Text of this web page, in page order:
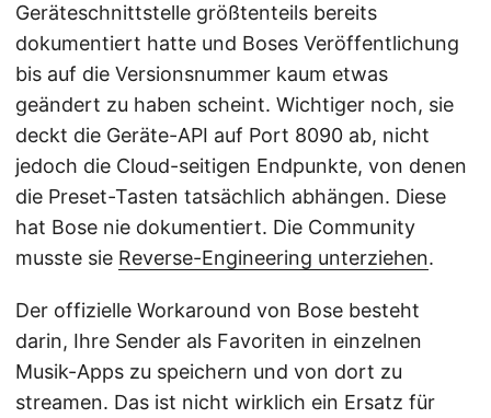
Geräteschnittstelle größtenteils bereits
dokumentiert hatte und Boses Veröffentlichung
bis auf die Versionsnummer kaum etwas
geändert zu haben scheint. Wichtiger noch, sie
deckt die Geräte-API auf Port 8090 ab, nicht
jedoch die Cloud-seitigen Endpunkte, von denen
die Preset-Tasten tatsächlich abhängen. Diese
hat Bose nie dokumentiert. Die Community
musste sie Reverse-Engineering unterziehen.
Der offizielle Workaround von Bose besteht
darin, Ihre Sender als Favoriten in einzelnen
Musik-Apps zu speichern und von dort zu
streamen. Das ist nicht wirklich ein Ersatz für